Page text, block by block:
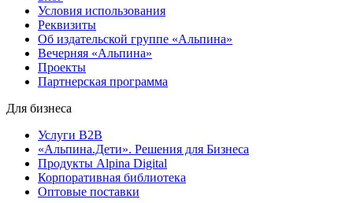
Условия использования
Реквизиты
Об издательской группе «Альпина»
Вечерняя «Альпина»
Проекты
Партнерская программа
Для бизнеса
Услуги B2B
«Альпина.Дети». Решения для Бизнеса
Продукты Alpina Digital
Корпоративная библиотека
Оптовые поставки